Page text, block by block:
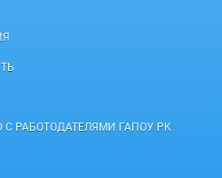
РАБОТОДАТЕЛЯМИ ГАПОУ РК